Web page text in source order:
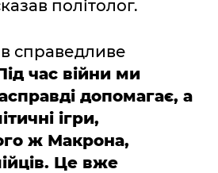
політолог.
справедливе
час війни ми
допомагає, а
ігри,
ж Макрона,
Це вже